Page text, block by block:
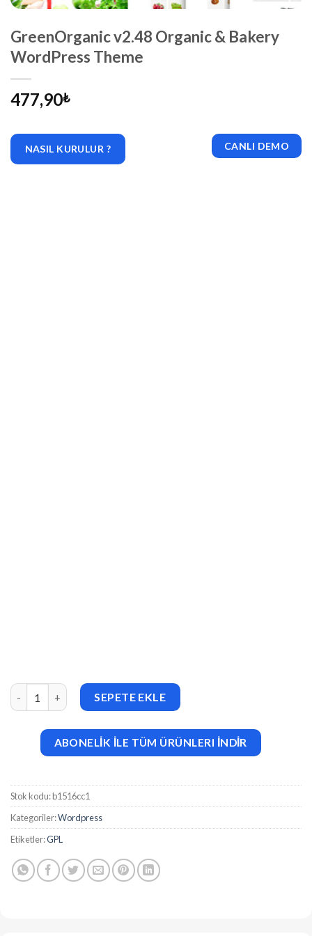
GreenOrganic v2.48 Organic & Bakery
WordPress Theme
477,90₺
NASIL KURULUR ? CANLI DEMO
GreenOrganic v2.48 Organic & Bakery WordPress Theme adet
SEPETE EKLE
ABONELİK İLE TÜM ÜRÜNLERI İNDİR
Stok kodu:b1516cc1
Kategoriler:Wordpress
Etiketler:GPL